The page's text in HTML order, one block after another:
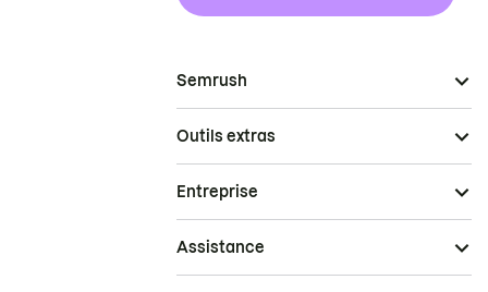
Semrush
Outils extras
Entreprise
Assistance